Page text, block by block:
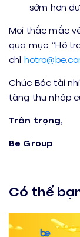
sớm hơn dự
Mọi thắc mắc
qua mục “Hỗ
chỉ
Chúc Bác tài
tăng thu nhập
Trân trọng,
Be Group
Có thể